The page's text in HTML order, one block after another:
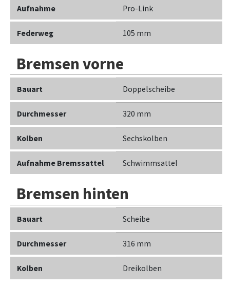
Aufnahme Pro-Link
Federweg 105 mm
Bremsen vorne
Bauart Doppelscheibe
Durchmesser 320 mm
Kolben Sechskolben
Aufnahme Bremssattel Schwimmsattel
Bremsen hinten
Bauart Scheibe
Durchmesser 316 mm
Kolben Dreikolben